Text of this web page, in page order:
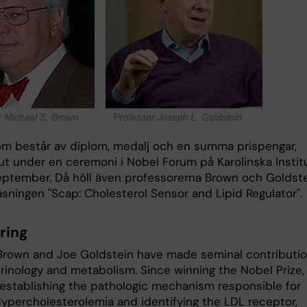
består av diplom, medalj och en summa prispengar,
under en ceremoni i Nobel Forum på Karolinska
Då höll även professorerna Brown och
"Scap: Cholesterol Sensor and Lipid Regulator".
and Joe Goldstein have made seminal
and metabolism. Since winning the Nobel Prize,
the pathologic mechanism responsible for
and identifying the LDL receptor,